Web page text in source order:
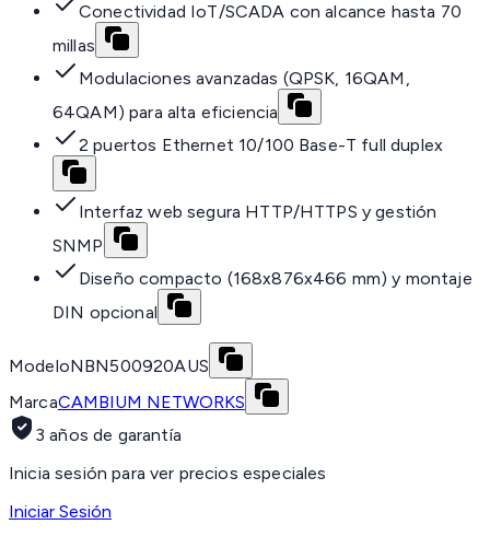
Conectividad IoT/SCADA con alcance hasta 70
millas
Modulaciones avanzadas (QPSK, 16QAM,
64QAM) para alta eficiencia
2 puertos Ethernet 10/100 Base-T full duplex
Interfaz web segura HTTP/HTTPS y gestión
SNMP
Diseño compacto (168x876x466 mm) y montaje
DIN opcional
ModeloNBN500920AUS
MarcaCAMBIUM NETWORKS
3 años de garantía
Inicia sesión para ver precios especiales
Iniciar Sesión